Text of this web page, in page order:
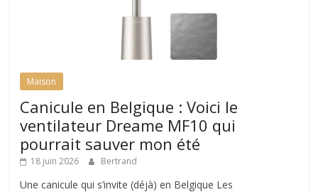
Maison
Canicule en Belgique : Voici le
ventilateur Dreame MF10 qui
pourrait sauver mon été
18 juin 2026 Bertrand
Une canicule qui s’invite (déjà) en Belgique Les